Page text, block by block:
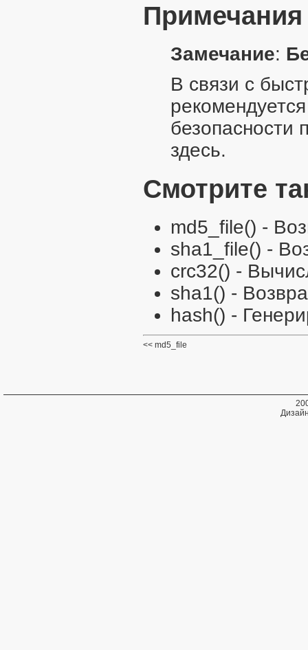
Примечания
Замечание:
В связи с
безопасности
здесь.
Смотрите
md5_file() -
sha1_file() -
crc32() -
sha1() -
hash() -
md5_file